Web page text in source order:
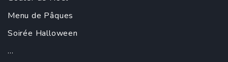
Menu de Pâques
Soirée Halloween
...